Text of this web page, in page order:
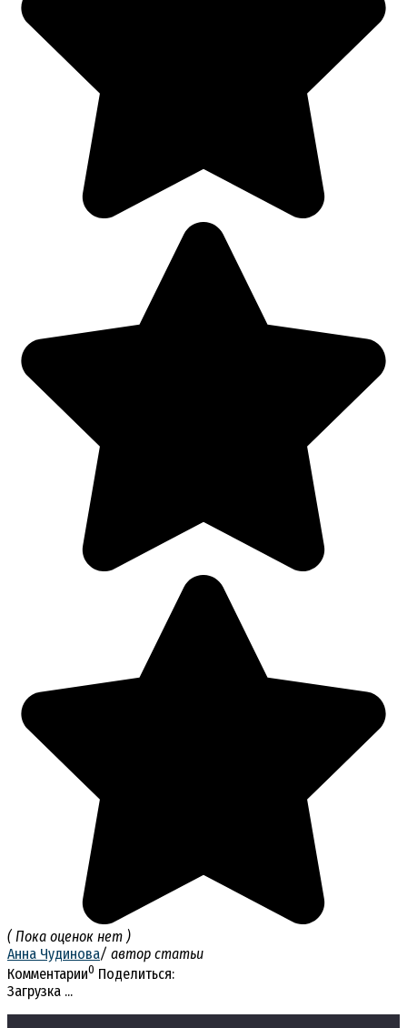
( Пока оценок нет )
Анна Чудинова/ автор статьи
Комментарии0 Поделиться:
Загрузка ...